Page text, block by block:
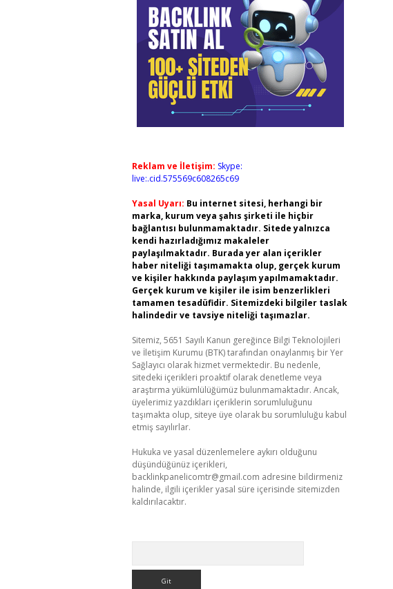
Reklam ve İletişim: Skype:
live:.cid.575569c608265c69
Yasal Uyarı: Bu internet sitesi, herhangi bir
marka, kurum veya şahıs şirketi ile hiçbir
bağlantısı bulunmamaktadır. Sitede yalnızca
kendi hazırladığımız makaleler
paylaşılmaktadır. Burada yer alan içerikler
haber niteliği taşımamakta olup, gerçek kurum
ve kişiler hakkında paylaşım yapılmamaktadır.
Gerçek kurum ve kişiler ile isim benzerlikleri
tamamen tesadüfidir. Sitemizdeki bilgiler taslak
halindedir ve tavsiye niteliği taşımazlar.
Sitemiz, 5651 Sayılı Kanun gereğince Bilgi Teknolojileri
ve İletişim Kurumu (BTK) tarafından onaylanmış bir Yer
Sağlayıcı olarak hizmet vermektedir. Bu nedenle,
sitedeki içerikleri proaktif olarak denetleme veya
araştırma yükümlülüğümüz bulunmamaktadır. Ancak,
üyelerimiz yazdıkları içeriklerin sorumluluğunu
taşımakta olup, siteye üye olarak bu sorumluluğu kabul
etmiş sayılırlar.
Hukuka ve yasal düzenlemelere aykırı olduğunu
düşündüğünüz içerikleri,
backlinkpanelicomtr@gmail.com adresine bildirmeniz
halinde, ilgili içerikler yasal süre içerisinde sitemizden
kaldırılacaktır.